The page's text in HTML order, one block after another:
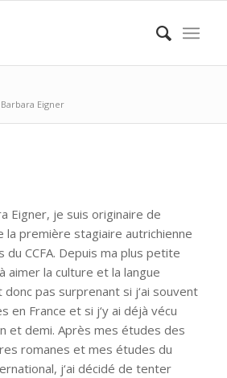
Barbara Eigner
Eigner, je suis originaire de
première stagiaire autrichienne
CCFA. Depuis ma plus petite
aimer la culture et la langue
donc pas surprenant si j‘ai souvent
en France et si j‘y ai déjà vécu
et demi. Après mes études des
romanes et mes études du
j‘ai décidé de tenter